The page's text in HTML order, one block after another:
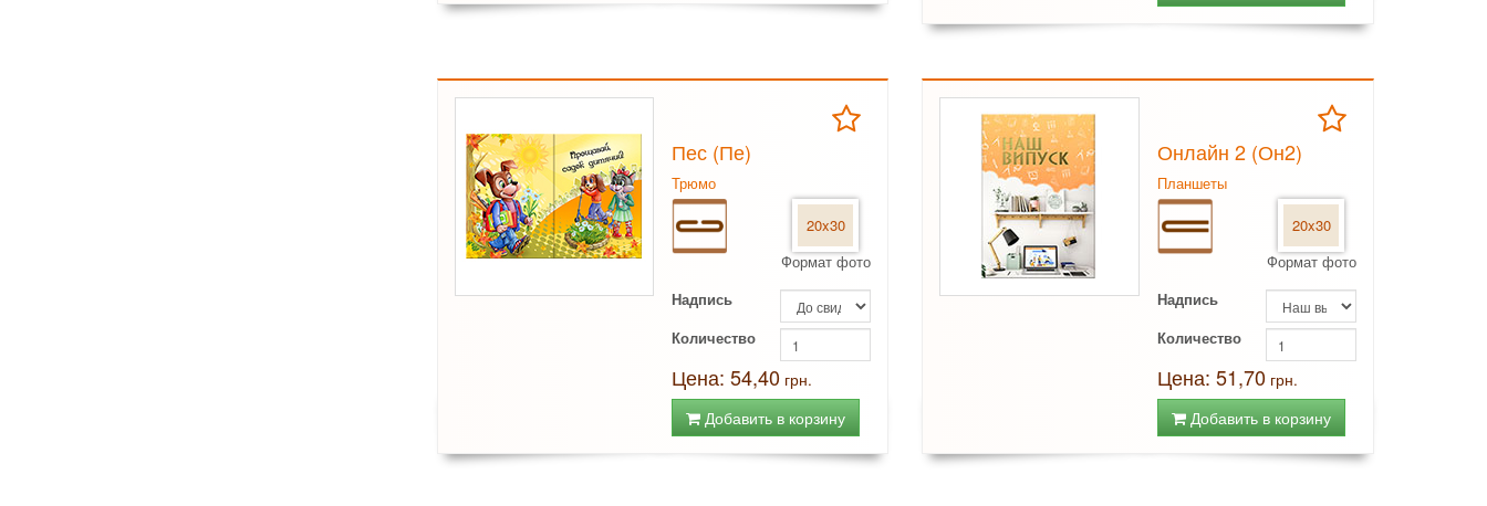
Пес (Пе)
Трюмо
20x30
Формат фото
Надпись
Количество
Цена: 54,40грн.
Добавить в корзину
Онлайн 2 (Он2)
Планшеты
20x30
Формат фото
Надпись
Количество
Цена: 51,70грн.
Добавить в корзину